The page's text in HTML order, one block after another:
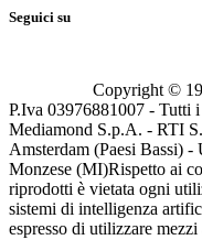
Seguici su
Copyright ©
P.Iva 03976881007 - Tutti
Mediamond S.p.A. - RTI
Amsterdam (Paesi Bassi)
Monzese (MI)Rispetto ai
riprodotti è vietata ogni
sistemi di intelligenza
espresso di utilizzare